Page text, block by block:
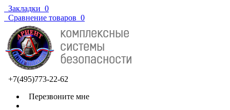
Закладки 0
Сравнение товаров 0
+7(495)773-22-62
Перезвоните мне